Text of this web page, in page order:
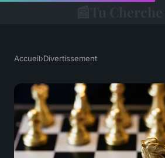
Accueil›Divertissement